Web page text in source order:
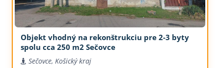
Objekt vhodný na rekonštrukciu pre 2-3 byty
spolu cca 250 m2 Sečovce
Sečovce, Košický kraj